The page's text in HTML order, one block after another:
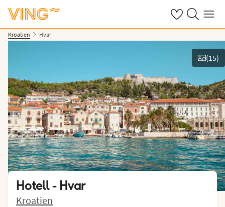
Se dinaSök på ving.se
Meny
Kroatien Hvar
Se bilder
(15)
Hotell - Hvar
Kroatien